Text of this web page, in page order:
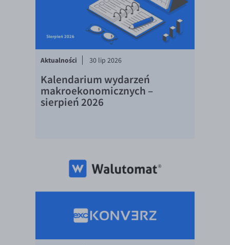
EUR/NZD
EUR/RON
EUR/TRY
EUR/ZAR
Aktualności 30 lip 2026
Kalendarium wydarzeń
makroekonomicznych –
sierpień 2026